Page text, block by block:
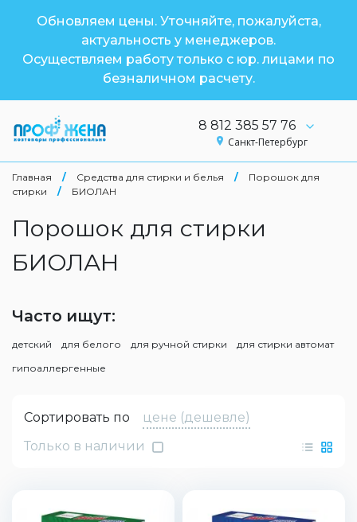
Обновляем цены. Уточняйте, пожалуйста,
актуальность у менеджеров.
Осуществляем работу только с юр. лицами по
безналичном расчету.
8 812 385 57 76
Санкт-Петербург
Главная / Средства для стирки и белья /
Порошок для
стирки
/ БИОЛАН
Порошок для стирки
БИОЛАН
Часто ищут:
детский для белого для ручной стирки
для стирки автомат
гипоаллергенные
Сортировать по
цене (дешевле)
Только в наличии